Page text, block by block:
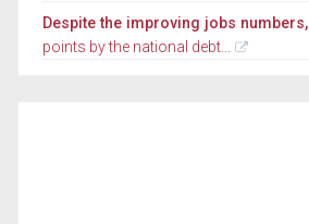
Despite the improving jobs numbers,
points by the national debt...